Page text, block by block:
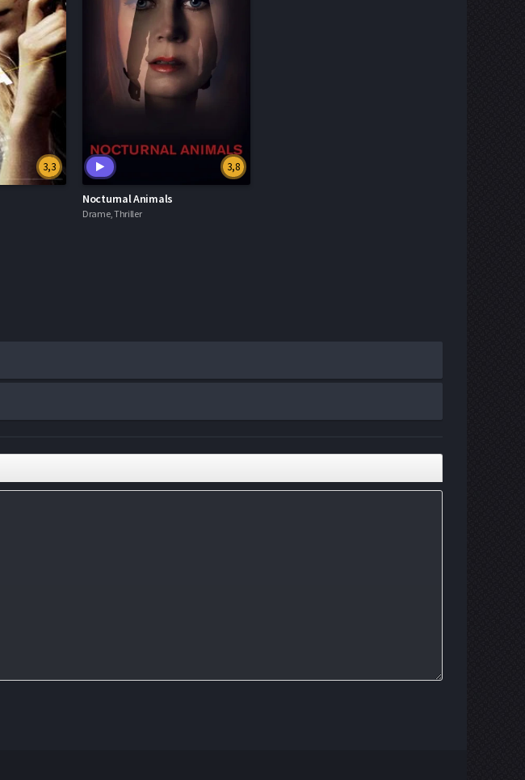
3,3 3,8
Nocturnal Animals
Drame, Thriller